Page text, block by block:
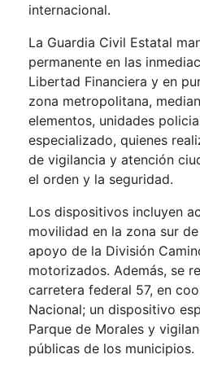
internacional.
La Guardia Civil Estatal
permanente en las
Libertad Financiera y en
zona metropolitana,
elementos, unidades
especializado, quienes
de vigilancia y atención
el orden y la seguridad.
Los dispositivos incluyen
movilidad en la zona sur
apoyo de la División
motorizados. Además, se
carretera federal 57, en
Nacional; un dispositivo
Parque de Morales y
públicas de los municipios.